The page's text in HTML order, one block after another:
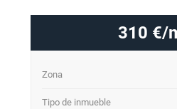
310 €/
Zona
Tipo de inmueble